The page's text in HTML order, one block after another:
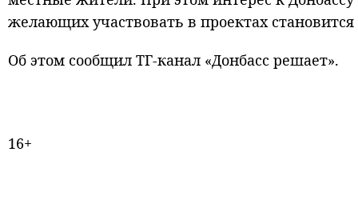
желающих участвовать в проектах
Об этом сообщил ТГ-канал «Донбасс решает».
16+